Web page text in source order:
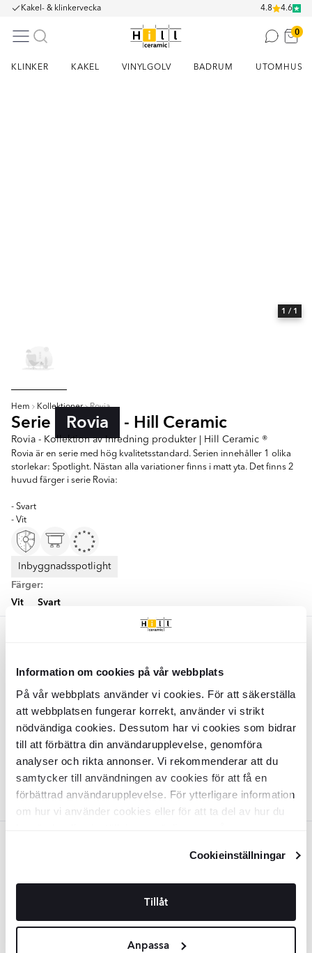
Information om cookies på vår webbplats
På vår webbplats använder vi cookies. För att säkerställa
att webbplatsen fungerar korrekt, använder vi strikt
nödvändiga cookies. Dessutom har vi cookies som bidrar
till att förbättra din användarupplevelse, genomföra
analyser och rikta annonser. Vi rekommenderar att du
samtycker till användningen av cookies för att få en
förbättrad användarupplevelse. För ytterligare information
om hur vi använder cookies eller för att ta del av hur du
Cookieinställningar
Tillåt
Anpassa
Kakel- & klinkervecka 4.8 4.6
0
KLINKER KAKEL VINYLGOLV BADRUM UTOMHUS
Hem Kollektioner Rovia
Serie Rovia - Hill Ceramic
Rovia - Kollektion av Inredning produkter | Hill Ceramic ®
Rovia är en serie med hög kvalitetsstandard. Serien innehåller 1 olika
storlekar: Spotlight. Nästan alla variationer finns i matt yta. Det finns 2
huvud färger i serie Rovia:
- Svart
- Vit
Inbyggnadsspotlight
Färger:
Vit
Svart
1 / 1
SpotlightRoviaVit Matt
Yta:Matt
Material:Aluminium, stål, glas
289SEK394SEK-27%
LÄGG I VARUKORG
Yta:Matt